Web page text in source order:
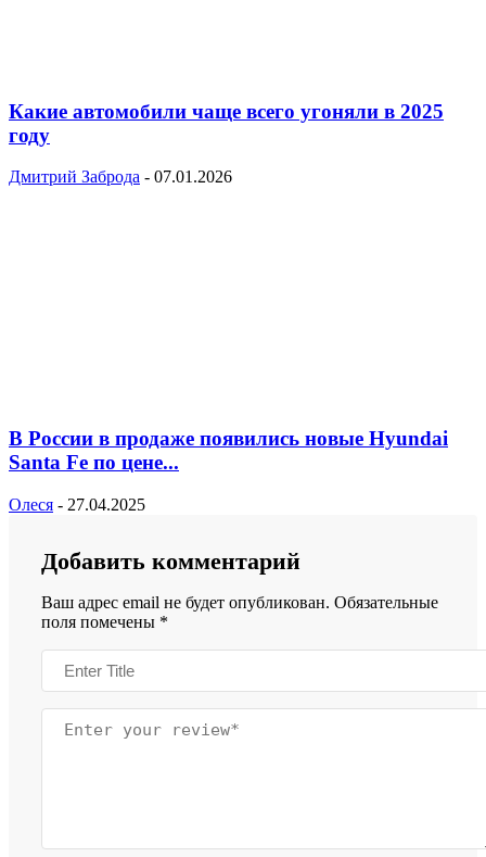
Какие автомобили чаще всего угоняли в 2025
году
Дмитрий Заброда - 07.01.2026
В России в продаже появились новые Hyundai
Santa Fe по цене...
Олеся - 27.04.2025
Добавить комментарий
Ваш адрес email не будет опубликован. Обязательные
поля помечены *